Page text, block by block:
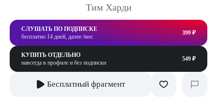
Тим Харди
СЛУШАТЬ ПО ПОДПИСКЕ
бесплатно 14 дней, далее /мес
399 ₽
КУПИТЬ ОТДЕЛЬНО
навсегда в профиле и без подписки
549 ₽
Бесплатный фрагмент